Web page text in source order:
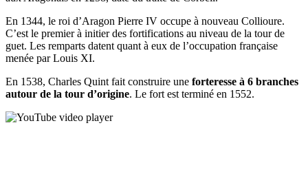
En 1344, le roi d’Aragon Pierre IV occupe à nouveau Collioure.
C’est le premier à initier des fortifications au niveau de la tour de
guet. Les remparts datent quant à eux de l’occupation française
menée par Louis XI.
En 1538, Charles Quint fait construire une forteresse à 6 branches
autour de la tour d’origine. Le fort est terminé en 1552.